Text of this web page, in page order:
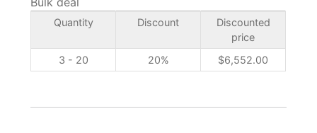
Quantity Discount
Discounted
price
3 - 20
20% $6,552.00